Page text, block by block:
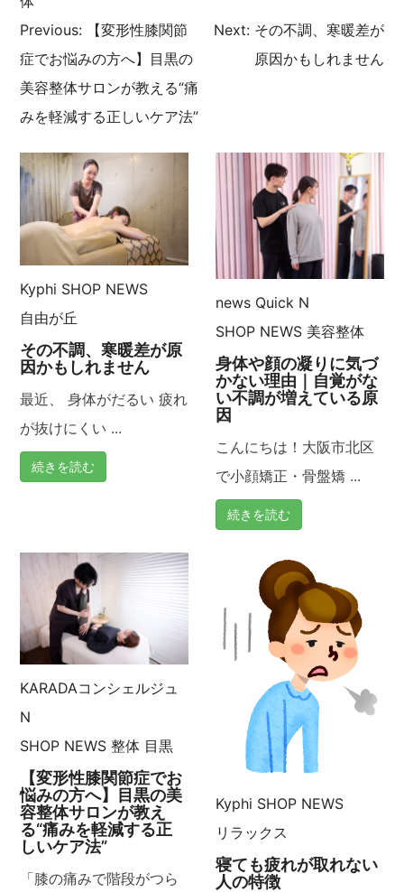
投
稿
ナ
ビ
ゲ
ー
シ
ョ
ン
Previous:
【変形性膝関節
症でお悩みの方へ】目黒の
美容整体サロンが教える“痛
みを軽減する正しいケア法”
Next: その不調、寒暖差が
原因かもしれません
Kyphi SHOP NEWS
自由が丘
その不調、寒暖差が原
因かもしれません
最近、 身体がだるい 疲れ
が抜けにくい ...
続きを読む
news Quick N
SHOP NEWS 美容整体
身体や顔の凝りに気づ
かない理由｜自覚がな
い不調が増えている原
因
こんにちは！大阪市北区
で小顔矯正・骨盤矯 ...
続きを読む
KARADAコンシェルジュ
N
SHOP NEWS 整体 目黒
【変形性膝関節症でお
悩みの方へ】目黒の美
容整体サロンが教え
る“痛みを軽減する正
しいケア法”
「膝の痛みで階段がつら
Kyphi SHOP NEWS
リラックス
寝ても疲れが取れない
人の特徴